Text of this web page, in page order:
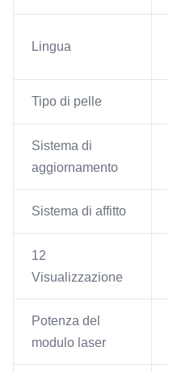
Lingua
Tipo di pelle
Sistema di
aggiornamento
Sistema di affitto
12
Visualizzazione
Potenza del
modulo laser